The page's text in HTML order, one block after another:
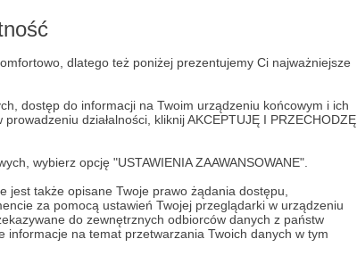
dlatego też poniżej prezentujemy Ci najważniejsze
dostęp do informacji na Twoim urządzeniu końcowym i ich
działalności, kliknij AKCEPTUJĘ I PRZECHODZĘ
wybierz opcję "USTAWIENIA ZAAWANSOWANE".
jest także opisane Twoje prawo żądania dostępu,
za pomocą ustawień Twojej przeglądarki w urządzeniu
do zewnętrznych odbiorców danych z państw
informacje na temat przetwarzania Twoich danych w tym